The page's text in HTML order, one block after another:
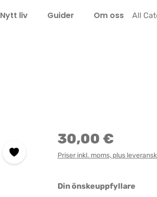
Nytt liv Guider Om oss All
30,00 €
Priser inkl. moms, plus
Välj
Din önskeuppfyllare